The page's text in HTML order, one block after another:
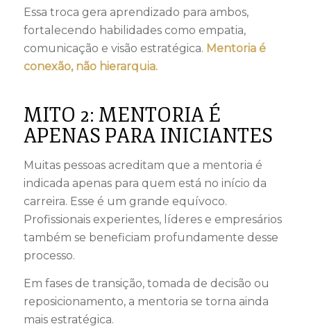
Essa troca gera aprendizado para ambos,
fortalecendo habilidades como empatia,
comunicação e visão estratégica. Mentoria é
conexão, não hierarquia.
MITO 2: MENTORIA É
APENAS PARA INICIANTES
Muitas pessoas acreditam que a mentoria é
indicada apenas para quem está no início da
carreira. Esse é um grande equívoco.
Profissionais experientes, líderes e empresários
também se beneficiam profundamente desse
processo.
Em fases de transição, tomada de decisão ou
reposicionamento, a mentoria se torna ainda
mais estratégica.